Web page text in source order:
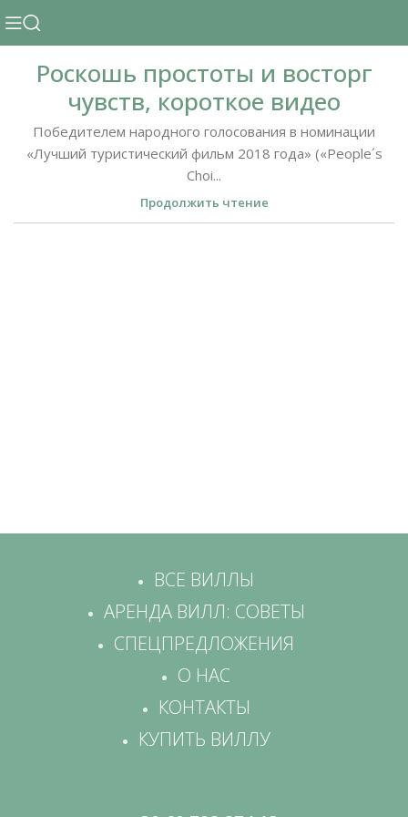
Роскошь простоты и восторг
чувств, короткое видео
Победителем народного голосования в номинации
«Лучший туристический фильм 2018 года» («People´s
Choi...
Продолжить чтение
ВСЕ ВИЛЛЫ
АРЕНДА ВИЛЛ: СОВЕТЫ
СПЕЦПРЕДЛОЖЕНИЯ
О НАС
КОНТАКТЫ
КУПИТЬ ВИЛЛУ